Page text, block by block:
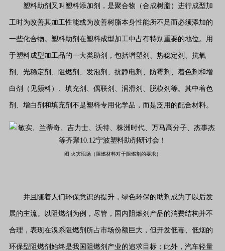
塑料助剂又叫塑料添加剂，是聚合物（合成树脂）进行成型加
工时为改善其加工性能或为改善树脂本身性能所不足而必须添加的
一些化合物。塑料助剂在塑料成型加工中占有特别重要的地位。用
于塑料成型加工品的一大类助剂，包括增塑剂、热稳定剂、抗氧
剂、光稳定剂、阻燃剂、发泡剂、抗静电剂、防霉剂、着色剂和增
白剂（见颜料）、填充剂、偶联剂、润滑剂、脱模剂等。其中着色
剂、增白剂和填充剂不是塑料专用化学品，而是泛用的配合材料。
图 火灾现场（阻燃材料对于阻燃剂的要求）
并且随着人们环保意识的提升，绿色环保的助剂成为了以后发
展的主流。以阻燃剂为例，尽管，国内阻燃剂产品的消费结构并不
合理，表现在溴系阻燃剂所占市场份额巨大，但开发低毒、低烟的
环保型阻燃剂始终是我国阻燃剂产业的追求目标；此外，汽车轻量